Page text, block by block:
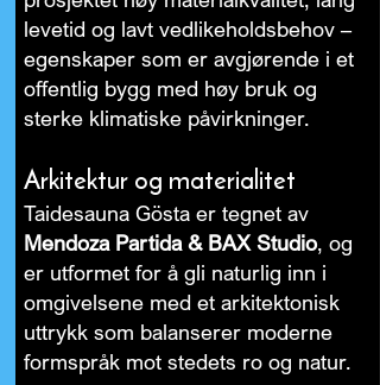
levetid og lavt vedlikeholdsbehov –
egenskaper som er avgjørende i et
offentlig bygg med høy bruk og
sterke klimatiske påvirkninger.
Arkitektur og materialitet
Taidesauna Gösta er tegnet av
Mendoza Partida & BAX Studio, og
er utformet for å gli naturlig inn i
omgivelsene med et arkitektonisk
uttrykk som balanserer moderne
formspråk mot stedets ro og natur.